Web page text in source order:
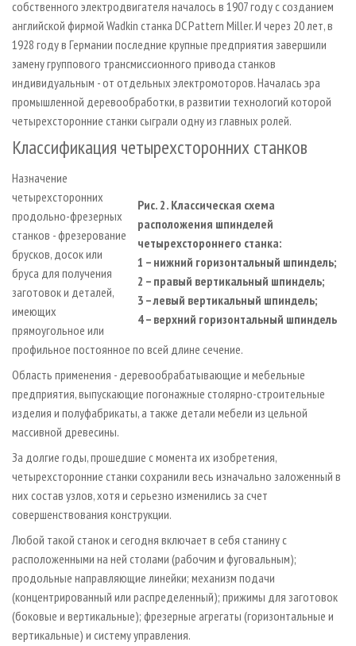
собственного электродвигателя началось в 1907 году с созданием
английской фирмой Wadkin станка DC Pattern Miller. И через 20 лет, в
1928 году в Германии последние крупные предприятия завершили
замену группового трансмиссионного привода станков
индивидуальным - от отдельных электромоторов. Началась эра
промышленной деревообработки, в развитии технологий которой
четырехсторонние станки сыграли одну из главных ролей.
Классификация четырехсторонних станков
Рис. 2. Классическая схема
расположения шпинделей
четырехстороннего станка:
1 – нижний горизонтальный шпиндель;
2 – правый вертикальный шпиндель;
3 – левый вертикальный шпиндель;
4 – верхний горизонтальный шпиндель
Назначение
четырехсторонних
продольно-фрезерных
станков - фрезерование
брусков, досок или
бруса для получения
заготовок и деталей,
имеющих
прямоугольное или
профильное постоянное по всей длине сечение.
Область применения - деревообрабатывающие и мебельные
предприятия, выпускающие погонажные столярно-строительные
изделия и полуфабрикаты, а также детали мебели из цельной
массивной древесины.
За долгие годы, прошедшие с момента их изобретения,
четырехсторонние станки сохранили весь изначально заложенный в
них состав узлов, хотя и серьезно изменились за счет
совершенствования конструкции.
Любой такой станок и сегодня включает в себя станину с
расположенными на ней столами (рабочим и фуговальным);
продольные направляющие линейки; механизм подачи
(концентрированный или распределенный); прижимы для заготовок
(боковые и вертикальные); фрезерные агрегаты (горизонтальные и
вертикальные) и систему управления.